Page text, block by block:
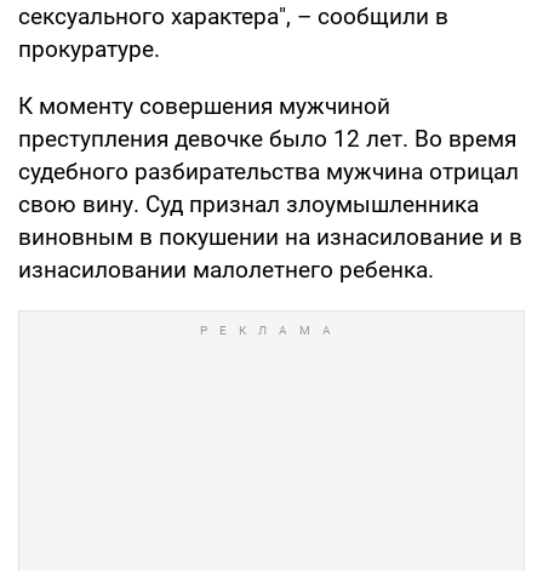
сексуального характера", – сообщили в
прокуратуре.
К моменту совершения мужчиной
преступления девочке было 12 лет. Во время
судебного разбирательства мужчина отрицал
свою вину. Суд признал злоумышленника
виновным в покушении на изнасилование и в
изнасиловании малолетнего ребенка.